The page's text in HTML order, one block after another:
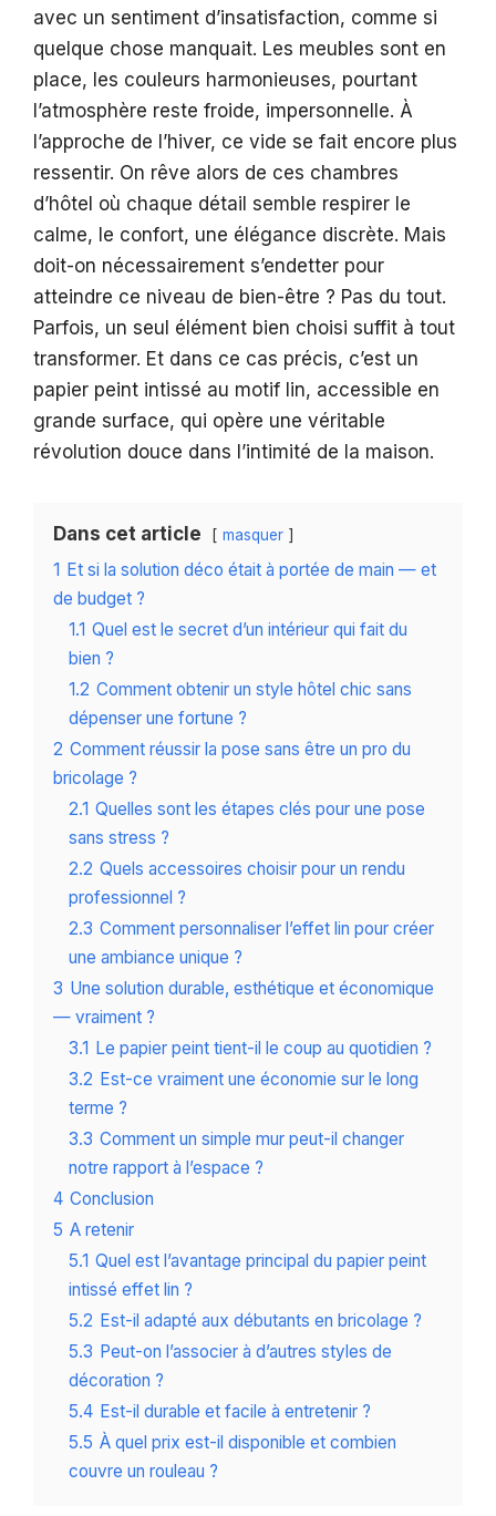
avec un sentiment d’insatisfaction, comme si
quelque chose manquait. Les meubles sont en
place, les couleurs harmonieuses, pourtant
l’atmosphère reste froide, impersonnelle. À
l’approche de l’hiver, ce vide se fait encore plus
ressentir. On rêve alors de ces chambres
d’hôtel où chaque détail semble respirer le
calme, le confort, une élégance discrète. Mais
doit-on nécessairement s’endetter pour
atteindre ce niveau de bien-être ? Pas du tout.
Parfois, un seul élément bien choisi suffit à tout
transformer. Et dans ce cas précis, c’est un
papier peint intissé au motif lin, accessible en
grande surface, qui opère une véritable
révolution douce dans l’intimité de la maison.
Dans cet article masquer
1 Et si la solution déco était à portée de main — et
de budget ?
1.1 Quel est le secret d’un intérieur qui fait du
bien ?
1.2 Comment obtenir un style hôtel chic sans
dépenser une fortune ?
2 Comment réussir la pose sans être un pro du
bricolage ?
2.1 Quelles sont les étapes clés pour une pose
sans stress ?
2.2 Quels accessoires choisir pour un rendu
professionnel ?
2.3 Comment personnaliser l’effet lin pour créer
une ambiance unique ?
3 Une solution durable, esthétique et économique
— vraiment ?
3.1 Le papier peint tient-il le coup au quotidien ?
3.2 Est-ce vraiment une économie sur le long
terme ?
3.3 Comment un simple mur peut-il changer
notre rapport à l’espace ?
4 Conclusion
5 A retenir
5.1 Quel est l’avantage principal du papier peint
intissé effet lin ?
5.2 Est-il adapté aux débutants en bricolage ?
5.3 Peut-on l’associer à d’autres styles de
décoration ?
5.4 Est-il durable et facile à entretenir ?
5.5 À quel prix est-il disponible et combien
couvre un rouleau ?